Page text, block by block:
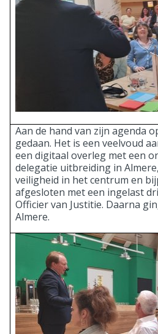
Aan de hand van zijn agenda
gedaan. Het is een veelvoud
een digitaal overleg met een
delegatie uitbreiding in
veiligheid in het centrum en
afgesloten met een ingelast
Officier van Justitie. Daarna
Almere.